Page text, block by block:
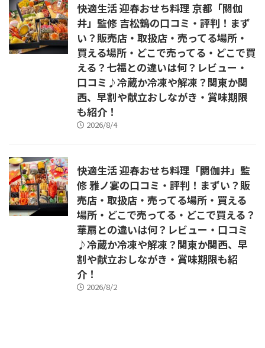
快適生活 迎春おせち料理 京都「閼伽
井」監修 吉松鶴の口コミ・評判！まず
い？販売店・取扱店・売ってる場所・
買える場所・どこで売ってる・どこで買
える？七福との違いは何？レビュー・
口コミ♪冷蔵か冷凍や解凍？関東か関
西、早割や献立おしながき・賞味期限
も紹介！
2026/8/4
快適生活 迎春おせち料理「閼伽井」監
修 雅ノ宴の口コミ・評判！まずい？販
売店・取扱店・売ってる場所・買える
場所・どこで売ってる・どこで買える？
華扇との違いは何？レビュー・口コミ
♪冷蔵か冷凍や解凍？関東か関西、早
割や献立おしながき・賞味期限も紹
介！
2026/8/2